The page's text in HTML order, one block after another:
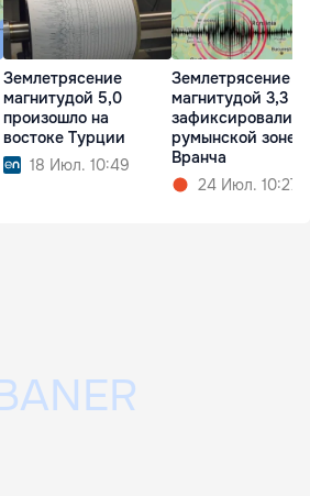
Землетрясение
магнитудой 5,0
произошло на
востоке Турции
18 Июл. 10:49
Землетрясение
магнитудой 3,3
зафиксировали в
румынской зоне
Вранча
24 Июл. 10:27